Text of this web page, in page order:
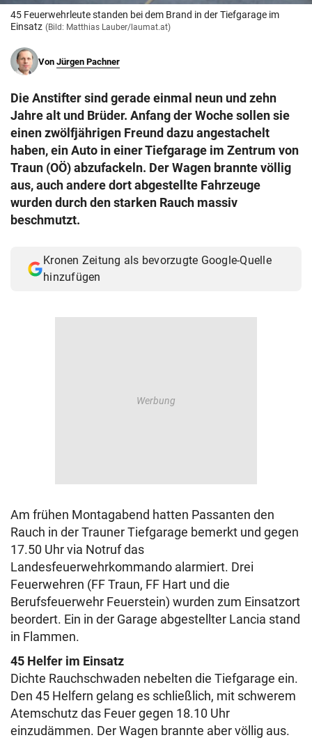
45 Feuerwehrleute standen bei dem Brand in der Tiefgarage im
Einsatz (Bild: Matthias Lauber/laumat.at)
Von Jürgen Pachner
Die Anstifter sind gerade einmal neun und zehn
Jahre alt und Brüder. Anfang der Woche sollen sie
einen zwölfjährigen Freund dazu angestachelt
haben, ein Auto in einer Tiefgarage im Zentrum von
Traun (OÖ) abzufackeln. Der Wagen brannte völlig
aus, auch andere dort abgestellte Fahrzeuge
wurden durch den starken Rauch massiv
beschmutzt.
Kronen Zeitung als bevorzugte Google-Quelle
hinzufügen
Am frühen Montagabend hatten Passanten den
Rauch in der Trauner Tiefgarage bemerkt und gegen
17.50 Uhr via Notruf das
Landesfeuerwehrkommando alarmiert. Drei
Feuerwehren (FF Traun, FF Hart und die
Berufsfeuerwehr Feuerstein) wurden zum Einsatzort
beordert. Ein in der Garage abgestellter Lancia stand
in Flammen.
45 Helfer im Einsatz
Dichte Rauchschwaden nebelten die Tiefgarage ein.
Den 45 Helfern gelang es schließlich, mit schwerem
Atemschutz das Feuer gegen 18.10 Uhr
einzudämmen. Der Wagen brannte aber völlig aus.